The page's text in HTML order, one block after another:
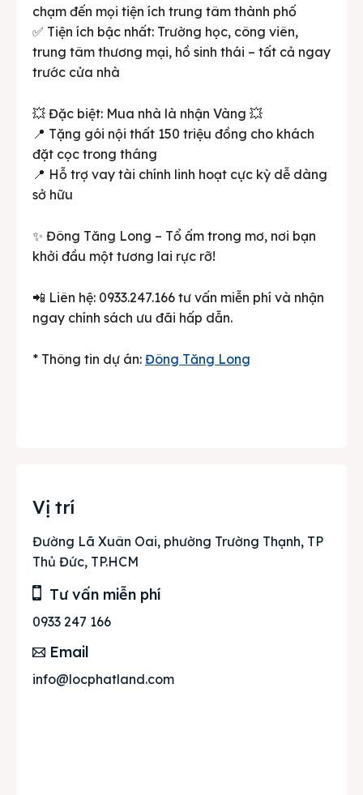
chạm đến mọi tiện ích trung tâm thành phố
✅ Tiện ích bậc nhất: Trường học, công viên,
trung tâm thương mại, hồ sinh thái – tất cả ngay
trước cửa nhà
💥 Đặc biệt: Mua nhà là nhận Vàng 💥
📍 Tặng gói nội thất 150 triệu đồng cho khách
đặt cọc trong tháng
📍 Hỗ trợ vay tài chính linh hoạt cực kỳ dễ dàng
sở hữu
✨ Đông Tăng Long – Tổ ấm trong mơ, nơi bạn
khởi đầu một tương lai rực rỡ!
📲 Liên hệ: 0933.247.166 tư vấn miễn phí và nhận
ngay chính sách ưu đãi hấp dẫn.
* Thông tin dự án: Đông Tăng Long
Vị trí
Đường Lã Xuân Oai, phường Trường Thạnh, TP
Thủ Đức, TP.HCM
Tư vấn miễn phí
0933 247 166
Email
info@locphatland.com